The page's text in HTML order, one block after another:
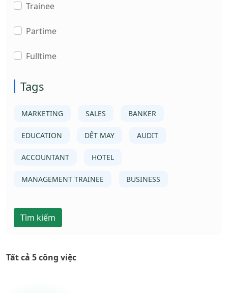
Trainee
Partime
Fulltime
Tags
MARKETING SALES BANKER
EDUCATION DỆT MAY AUDIT
ACCOUNTANT HOTEL
MANAGEMENT TRAINEE BUSINESS
Tìm kiếm
Tất cả 5 công việc